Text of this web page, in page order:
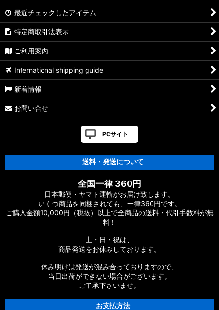
最近チェックしたアイテム
特定商取引法表示
ご利用案内
International shipping guide
新着情報
お問い合せ
PCサイト
送料・発送について
全国一律 360円
日本郵便・ヤマト運輸がお届け致します。
いくつ商品を同梱されても、一律360円です。
ご購入金額10,000円（税抜）以上で全商品の送料・代引手数料が無
料！
土・日・祝は、
商品発送をお休みしております。
休み明けは発送が混み合っておりますので、
当日出荷ができない場合がございます。
ご了承下さいませ。
お支払方法